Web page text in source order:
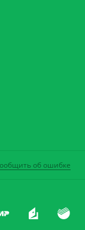
об ошибке